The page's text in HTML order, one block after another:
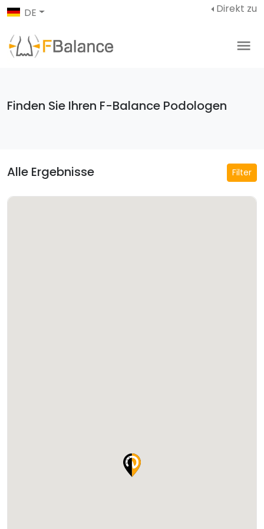
DE Direkt zu
Finden Sie Ihren F-Balance Podologen
Alle Ergebnisse Filter